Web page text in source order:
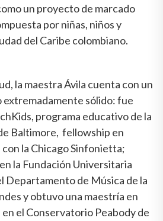
un proyecto de marcado
por niñas, niños y
del Caribe colombiano.
la maestra Ávila cuenta con un
sólido: fue
programa educativo de la
Baltimore, fellowship en
la Chicago Sinfonietta;
la Fundación Universitaria
Departamento de Música de la
y obtuvo una maestría en
el Conservatorio Peabody de